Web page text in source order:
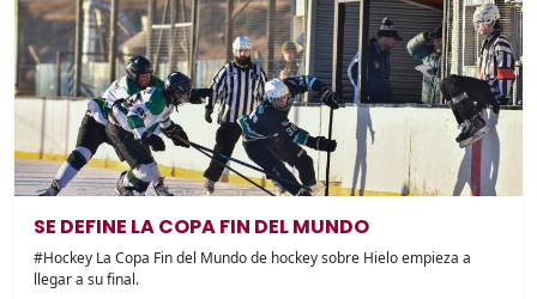
SE DEFINE LA COPA FIN DEL MUNDO
#Hockey La Copa Fin del Mundo de hockey sobre Hielo empieza a
llegar a su final.